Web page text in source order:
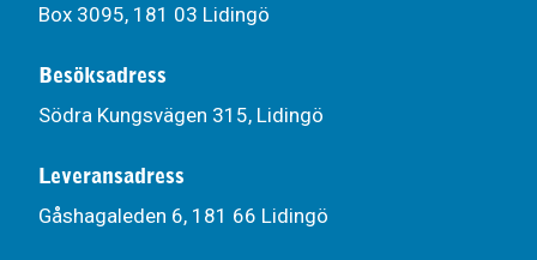
Box 3095, 181 03 Lidingö
Besöksadress
Södra Kungsvägen 315, Lidingö
Leveransadress
Gåshagaleden 6, 181 66 Lidingö